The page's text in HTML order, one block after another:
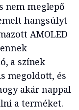
nem meglepő
hangsúlyt
AMOLED
a színek
megoldott, és
akár nappal
a terméket.